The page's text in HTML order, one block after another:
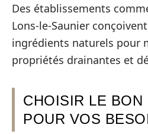
Des établissements
Lons-le-Saunier
ingrédients naturels pour
propriétés drainantes et
CHOISIR LE BON
POUR VOS